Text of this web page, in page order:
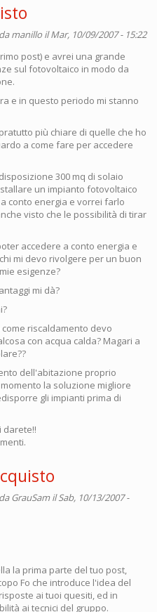
manillo il Mar, 10/09/2007 - 15:22
post) e avrei una grande
sul fotovoltaico in modo da
e in questo periodo mi stanno
più chiare di quelle che ho
a come fare per accedere
300 mq di solaio
un impianto fotovoltaico
conto energia e vorrei farlo
visto che le possibilità di tirar
accedere a conto energia e
mi devo rivolgere per un buon
esigenze?
mi dà?
riscaldamento devo
con acqua calda? Magari a
dell'abitazione proprio
la soluzione migliore
gli impianti prima di
darete!!
GrauSamil Sab, 10/13/2007 -
la prima parte del tuo post,
Fo che introduce l'idea del
ai tuoi quesiti, ed in
ai tecnici del gruppo.